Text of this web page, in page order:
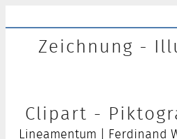
Zeichnung -
Clipart -
Lineamentum | Ferdinand